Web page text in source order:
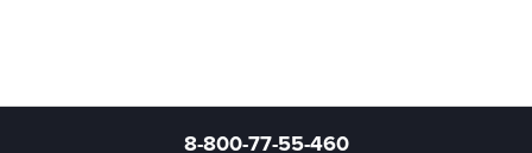
8-800-77-55-460